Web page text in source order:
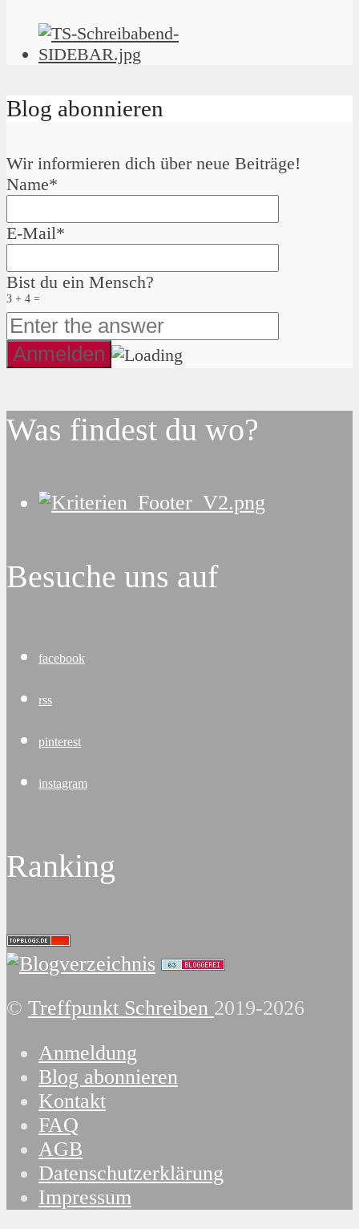
Blog abonnieren
Wir informieren dich über neue Beiträge!
Name*
E-Mail*
Bist du ein Mensch?
3 + 4 =
Was findest du wo?
Besuche uns auf
facebook
rss
pinterest
instagram
Ranking
© Treffpunkt Schreiben 2019-2026
Anmeldung
Blog abonnieren
Kontakt
FAQ
AGB
Datenschutzerklärung
Impressum